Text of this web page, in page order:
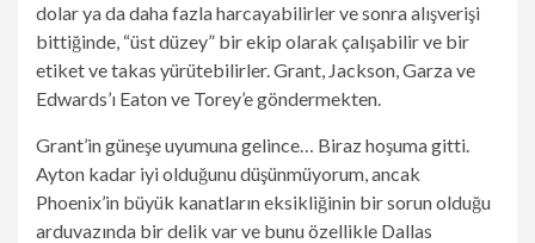
dolar ya da daha fazla harcayabilirler ve sonra alışverişi
bittiğinde, “üst düzey” bir ekip olarak çalışabilir ve bir
etiket ve takas yürütebilirler. Grant, Jackson, Garza ve
Edwards’ı Eaton ve Torey’e göndermekten.
Grant’in güneşe uyumuna gelince… Biraz hoşuma gitti.
Ayton kadar iyi olduğunu düşünmüyorum, ancak
Phoenix’in büyük kanatların eksikliğinin bir sorun olduğu
arduvazında bir delik var ve bunu özellikle Dallas